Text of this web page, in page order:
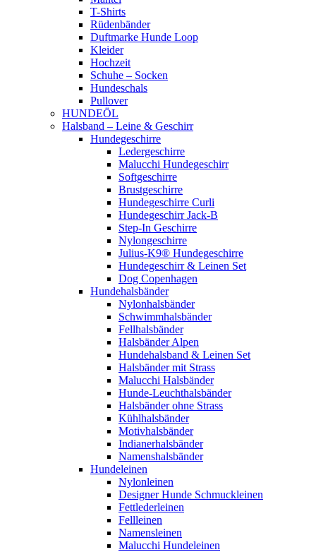
T-Shirts
Rüdenbänder
Duftmarke Hunde Loop
Kleider
Hochzeit
Schuhe – Socken
Hundeschals
Pullover
HUNDEÖL
Halsband – Leine & Geschirr
Hundegeschirre
Ledergeschirre
Malucchi Hundegeschirr
Softgeschirre
Brustgeschirre
Hundegeschirre Curli
Hundegeschirr Jack-B
Step-In Geschirre
Nylongeschirre
Julius-K9® Hundegeschirre
Hundegeschirr & Leinen Set
Dog Copenhagen
Hundehalsbänder
Nylonhalsbänder
Schwimmhalsbänder
Fellhalsbänder
Halsbänder Alpen
Hundehalsband & Leinen Set
Halsbänder mit Strass
Malucchi Halsbänder
Hunde-Leuchthalsbänder
Halsbänder ohne Strass
Kühlhalsbänder
Motivhalsbänder
Indianerhalsbänder
Namenshalsbänder
Hundeleinen
Nylonleinen
Designer Hunde Schmuckleinen
Fettlederleinen
Fellleinen
Namensleinen
Malucchi Hundeleinen